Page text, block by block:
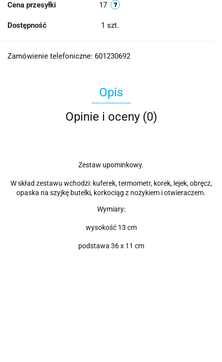
Cena przesyłki 17
Dostępność 1 szt.
Zamówienie telefoniczne: 601230692
Opis
Opinie i oceny (0)
Zestaw upominkowy.
W skład zestawu wchodzi: kuferek, termometr, korek, lejek, obręcz,
opaska na szyjkę butelki, korkociąg z nożykiem i otwieraczem.
Wymiary:
wysokość 13 cm
podstawa 36 x 11 cm